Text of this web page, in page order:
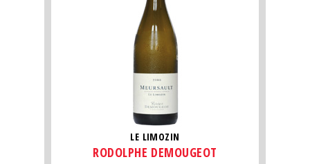
LE LIMOZIN
RODOLPHE DEMOUGEOT